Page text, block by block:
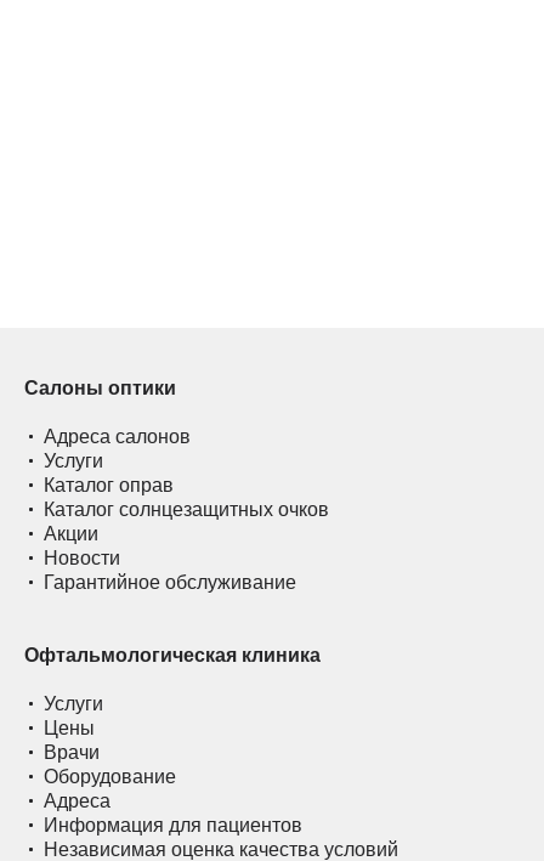
Салоны оптики
Адреса салонов
Услуги
Каталог оправ
Каталог солнцезащитных очков
Акции
Новости
Гарантийное обслуживание
Офтальмологическая клиника
Услуги
Цены
Врачи
Оборудование
Адреса
Информация для пациентов
Независимая оценка качества условий